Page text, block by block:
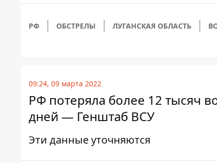
РФ ОБСТРЕЛЫ ЛУГАНСКАЯ ОБЛАСТЬ
09:24, 09 марта 2022
РФ потеряла более 12 тысяч
дней — Генштаб ВСУ
Эти данные уточняются